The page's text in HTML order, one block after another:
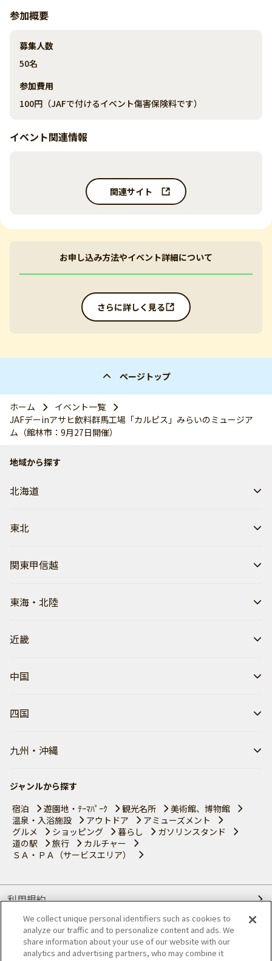
参加概要
募集人数
50名
参加費用
100円（JAFで付けるイベント傷害保険料です）
イベント関連情報
関連サイト
お申し込み方法やイベント詳細について
さらに詳しく見る
ページトップ
ホーム
イベント一覧
JAFデーinアサヒ飲料群馬工場「カルピス」みらいのミュージア
ム（館林市：9月27日開催）
地域から探す
北海道
東北
関東甲信越
東海・北陸
近畿
中国
四国
九州・沖縄
ジャンルから探す
宿泊
遊園地・ﾃｰﾏﾊﾟｰｸ 観光名所
美術館、博物館
温泉・入浴施設
アウトドア
アミューズメント
グルメ
ショッピング 暮らし
ガソリンスタンド
道の駅
旅行
カルチャー
ＳＡ・ＰＡ（サービスエリア）
利用規約
個人情報の取り扱いについて
会員優待サービスの提携をご検討の方へ
We collect unique personal identifiers such as cookies to
analyze our traffic and to personalize content and ads. We
share information about your use of our website with our
analytics and advertising partners, who may combine it